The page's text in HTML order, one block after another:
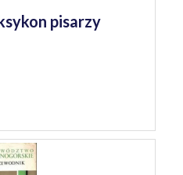
pisarzy